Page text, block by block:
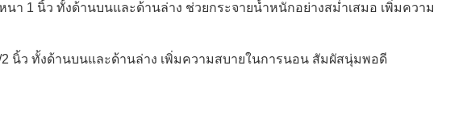
า 1 นิ้ว ทั้งด้านบนและด้านล่าง ช่วยกระจายน้ำหนักอย่างสม่ำเสมอ เพิ่มความ
นิ้ว ทั้งด้านบนและด้านล่าง เพิ่มความสบายในการนอน สัมผัสนุ่มพอดี